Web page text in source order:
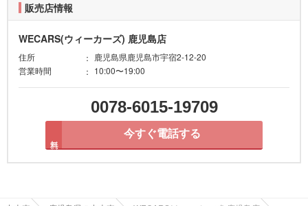
販売店情報
WECARS(ウィーカーズ) 鹿児島店
住所
鹿児島県鹿児島市宇宿2-12-20
営業時間
10:00〜19:00
0078-6015-19709
今すぐ電話する